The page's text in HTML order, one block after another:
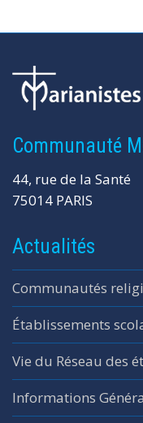
Communauté
44, rue de la Santé
75014 PARIS
Actualités
Communautés
Établissements
Vie du Réseau des
Informations